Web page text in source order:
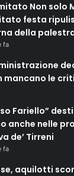
Non solo
festa
della
fa
mancano le
Fariello”
anche nelle
de’ Tirreni
fa
aquilotti